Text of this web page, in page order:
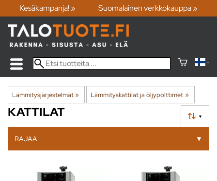
Kesäkampanja! » Suomalainen verkkokauppa »
Lämmitysjärjestelmät‪» Lämmityskattilat ja öljypolttimet ‪»
▼
KATTILAT
RAJAA ▼